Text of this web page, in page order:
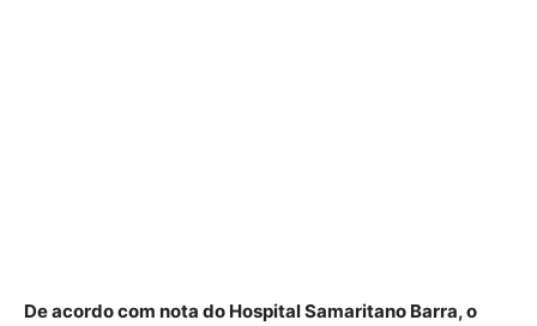
De acordo com nota do Hospital Samaritano Barra, o